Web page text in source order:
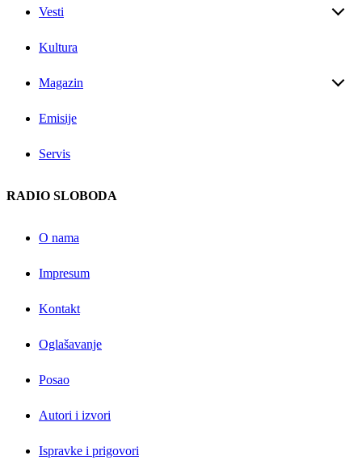
Vesti
Kultura
Magazin
Emisije
Servis
RADIO SLOBODA
O nama
Impresum
Kontakt
Oglašavanje
Posao
Autori i izvori
Ispravke i prigovori